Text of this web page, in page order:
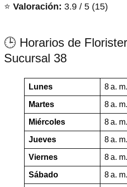
⭐ Valoración: 3.9 / 5 (15)
🕒 Horarios de
Sucursal 38
Lunes 8 a.
Martes 8 a.
Miércoles 8 a.
Jueves 8 a.
Viernes 8 a.
Sábado 8 a.